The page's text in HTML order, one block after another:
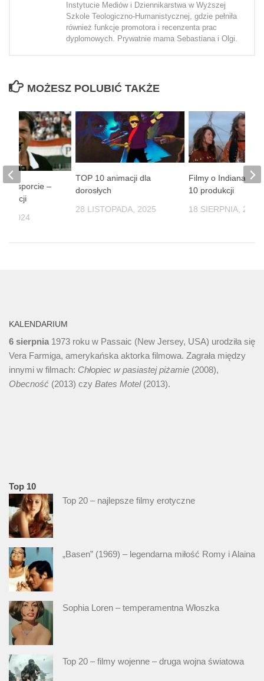
Instytucie Mediów i Dziennikarstwa w Wyższej
Szkole Teologiczno-Humanistycznej, gdzie pełniła
również funkcje promotora i recenzenta prac
dyplomowych. Prywatnie mama Sebastiana i Olgi.
MOŻESZ POLUBIĆ TAKŻE
TOP 10 animacji dla
dorosłych
28 LISTOPADA, 2025
Filmy o Indianach –
10 produkcji
18 SIERPNIA, 2025
o sporcie –
2024
KALENDARIUM
6 sierpnia1973 roku w Passaic (New Jersey, USA) urodziła się
Vera Farmiga, amerykańska aktorka filmowa. Zagrała między
innymi w filmach: Chłopiec w pasiastej piżamie (2008),
Obecność (2013) czy Bates Motel(2013).
Top 10
Top 20 – najlepsze filmy erotyczne
„Basen” (1969) – legendarna miłość Romy i Alaina
Sophia Loren – temperamentna Włoszka
Top 20 – filmy wojenne – druga wojna światowa